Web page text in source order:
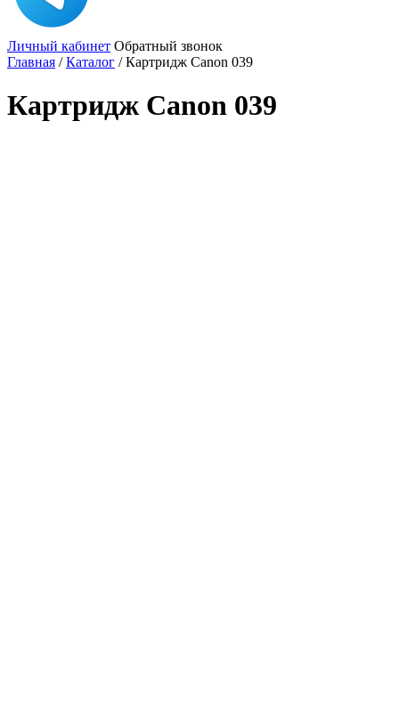
Личный кабинет Обратный звонок
Главная /Каталог /Картридж Canon 039
Картридж Canon 039